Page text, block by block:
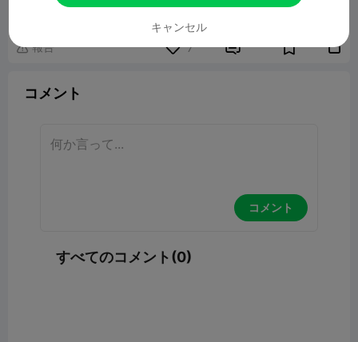
 報告 7  
コメント
コメント
すべてのコメント(0)
キャンセル